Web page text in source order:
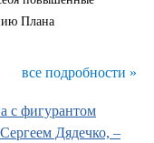
Плана
все подробности »
с фигурантом
Дядечко, –